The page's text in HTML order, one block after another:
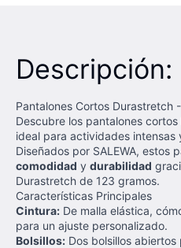
Descripción:
Pantalones Cortos Durastretch -
Descubre los pantalones
ideal para actividades intensas
Diseñados por SALEWA, estos
comodidad y durabilidad
Durastretch de 123 gramos.
Características Principales
Cintura: De malla elástica,
para un ajuste personalizado.
Bolsillos: Dos bolsillos